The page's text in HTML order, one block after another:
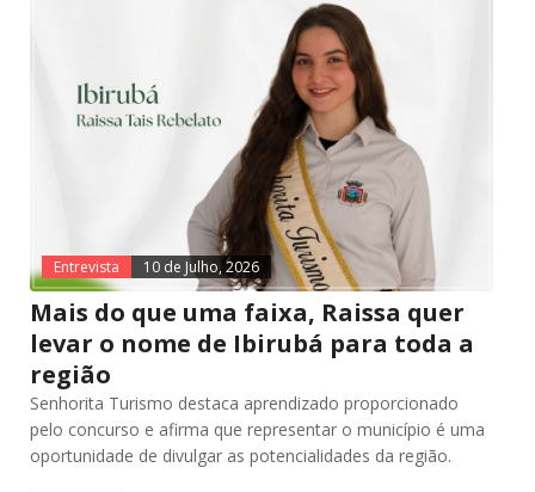
Entrevista 10 de Julho, 2026
Mais do que uma faixa, Raissa quer
levar o nome de Ibirubá para toda a
região
Senhorita Turismo destaca aprendizado proporcionado
pelo concurso e afirma que representar o município é uma
oportunidade de divulgar as potencialidades da região.